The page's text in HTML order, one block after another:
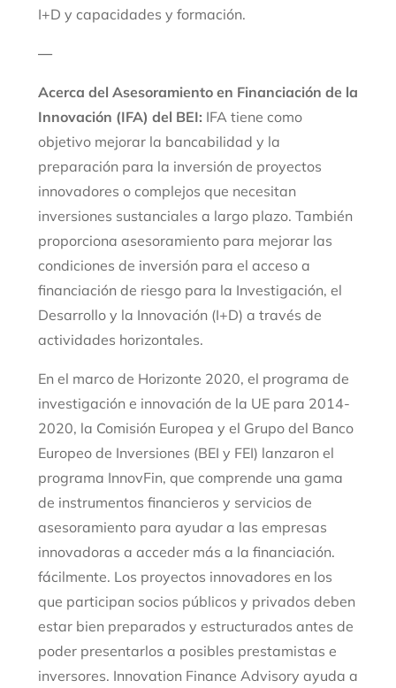
I+D y capacidades y formación.
—
Acerca del Asesoramiento en Financiación de la
Innovación (IFA) del BEI: IFA tiene como
objetivo mejorar la bancabilidad y la
preparación para la inversión de proyectos
innovadores o complejos que necesitan
inversiones sustanciales a largo plazo. También
proporciona asesoramiento para mejorar las
condiciones de inversión para el acceso a
financiación de riesgo para la Investigación, el
Desarrollo y la Innovación (I+D) a través de
actividades horizontales.
En el marco de Horizonte 2020, el programa de
investigación e innovación de la UE para 2014-
2020, la Comisión Europea y el Grupo del Banco
Europeo de Inversiones (BEI y FEI) lanzaron el
programa InnovFin, que comprende una gama
de instrumentos financieros y servicios de
asesoramiento para ayudar a las empresas
innovadoras a acceder más a la financiación.
fácilmente. Los proyectos innovadores en los
que participan socios públicos y privados deben
estar bien preparados y estructurados antes de
poder presentarlos a posibles prestamistas e
inversores. Innovation Finance Advisory ayuda a